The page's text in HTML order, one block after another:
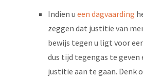
Indien ueen dagvaarding
zeggen dat justitie van
bewijs tegen u ligt voor
dus tijd tegengas te
justitie aan te gaan. Denk